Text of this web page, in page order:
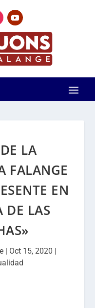
LA
FALANGE
EN
DE LAS
| Oct 15, 2020 |